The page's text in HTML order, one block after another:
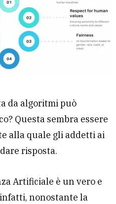
da algoritmi può
Questa sembra essere
alla quale gli addetti ai
risposta.
Artificiale è un vero e
nonostante la